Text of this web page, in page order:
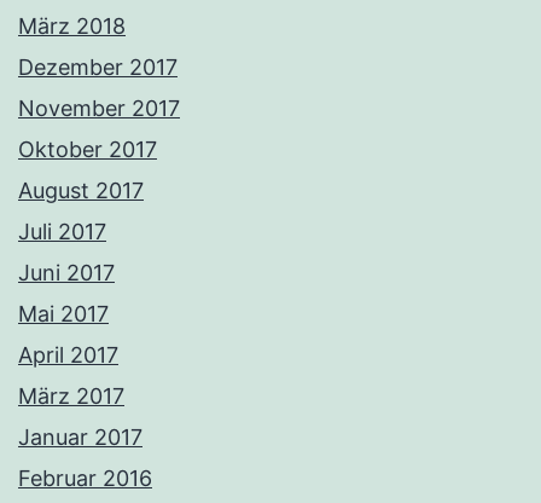
März 2018
Dezember 2017
November 2017
Oktober 2017
August 2017
Juli 2017
Juni 2017
Mai 2017
April 2017
März 2017
Januar 2017
Februar 2016